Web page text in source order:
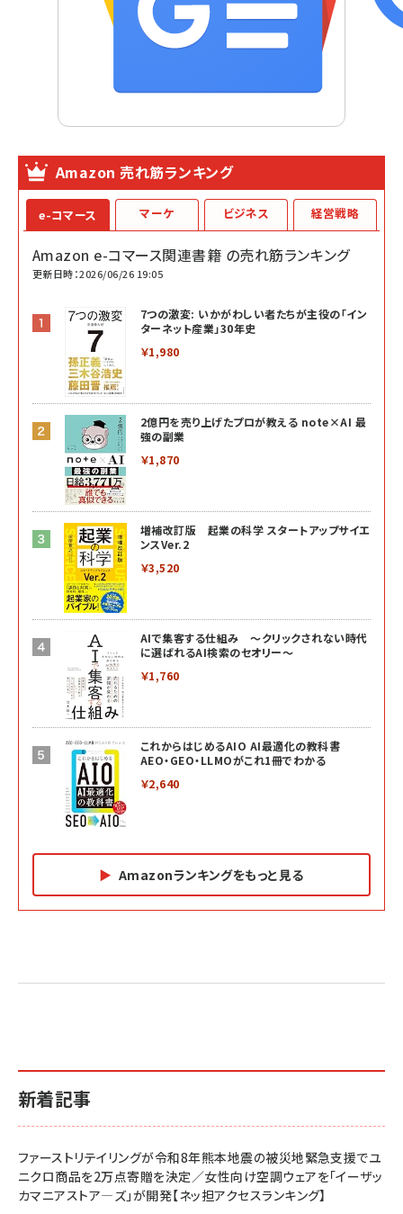
Amazon 売れ筋ランキング
e-コマース
Amazon e-コマース関連書籍 の売れ筋ランキング
更新日時：2026/06/26 19:05
7つの激変: いかがわしい者たちが主役の「イン
ターネット産業」30年史
￥1,980
2億円を売り上げたプロが教える note×AI 最
強の副業
￥1,870
増補改訂版 起業の科学 スタートアップサイエ
ンスVer.2
￥3,520
AIで集客する仕組み ～クリックされない時代
に選ばれるAI検索のセオリー～
￥1,760
これからはじめるAIO AI最適化の教科書
AEO・GEO・LLMOがこれ1冊でわかる
￥2,640
Amazonランキングをもっと見る
マーケ
2億円を売り上げたプロが教える note×AI 最強の
小さな会社は戦略が9割
￥1,815
ビジネス
anan(アンアン)2026/07/01号 No.2501[魅せる
anan(アンアン)2026/06/24号 No.2500増刊
anan(アンアン)2026/07/08号 No.2502[2026
年後半、あなたの恋と運命／山田涼介]
￥880
経営戦略
ベインキャピタル 企業価値向上力の秘密
ルな本質」
￥2,750
新着記事
ファーストリテイリングが令和8年熊本地震の被災地緊急支援でユ
ニクロ商品を2万点寄贈を決定／女性向け空調ウェアを「イーザッ
カマニアストア―ズ」が開発【ネッ担アクセスランキング】